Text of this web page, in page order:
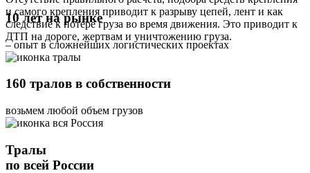
и самого крепления приводит к разрыву цепей, лент и как
следствие к потере груза во время движения. Это приводит к
ДТП на дороге, жертвам и уничтожению груза.
10 лет на рынке
– опыт в сложнейших логистических проектах
160 тралов в собственности
возьмем любой объем грузов
Тралы
по всей России